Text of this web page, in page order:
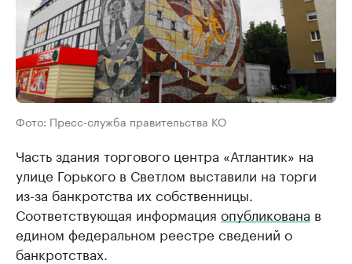
Фото: Пресс-служба правительства КО
Часть здания торгового центра «Атлантик» на
улице Горького в Светлом выставили на торги
из-за банкротства их собственницы.
Соответствующая информация опубликована в
едином федеральном реестре сведений о
банкротствах.